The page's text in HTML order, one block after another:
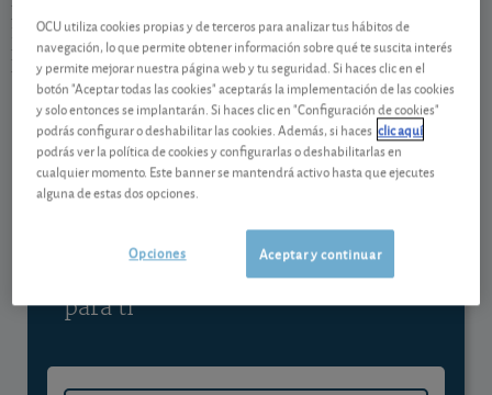
firmado un acuerdo con la francesa Eolien Maritime
France, consorcio formado por EDF Renewable y
Enbridge.
Contenido reservado a SOCIOS
experta
y consigue que cada euro trabaje
para ti
OCU utiliza cookies propias y de terceros para analizar tus hábitos de
navegación, lo que permite obtener información sobre qué te suscita interés
y permite mejorar nuestra página web y tu seguridad. Si haces clic en el
botón "Aceptar todas las cookies" aceptarás la implementación de las cookies
y solo entonces se implantarán. Si haces clic en "Configuración de cookies"
podrás configurar o deshabilitar las cookies. Además, si haces clic aquí
podrás ver la política de cookies y configurarlas o deshabilitarlas en
cualquier momento. Este banner se mantendrá activo hasta que ejecutes
alguna de estas dos opciones.
Aceptar y continuar
Opciones